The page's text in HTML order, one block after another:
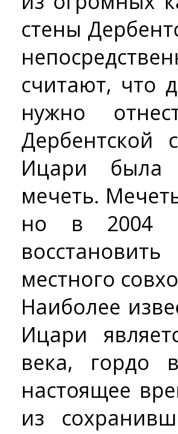
стены
считают, что
нужно
Дербентской
Ицари была
мечеть.
но в 2004
местного
Наиболее
Ицари
века, гордо
настоящее
из